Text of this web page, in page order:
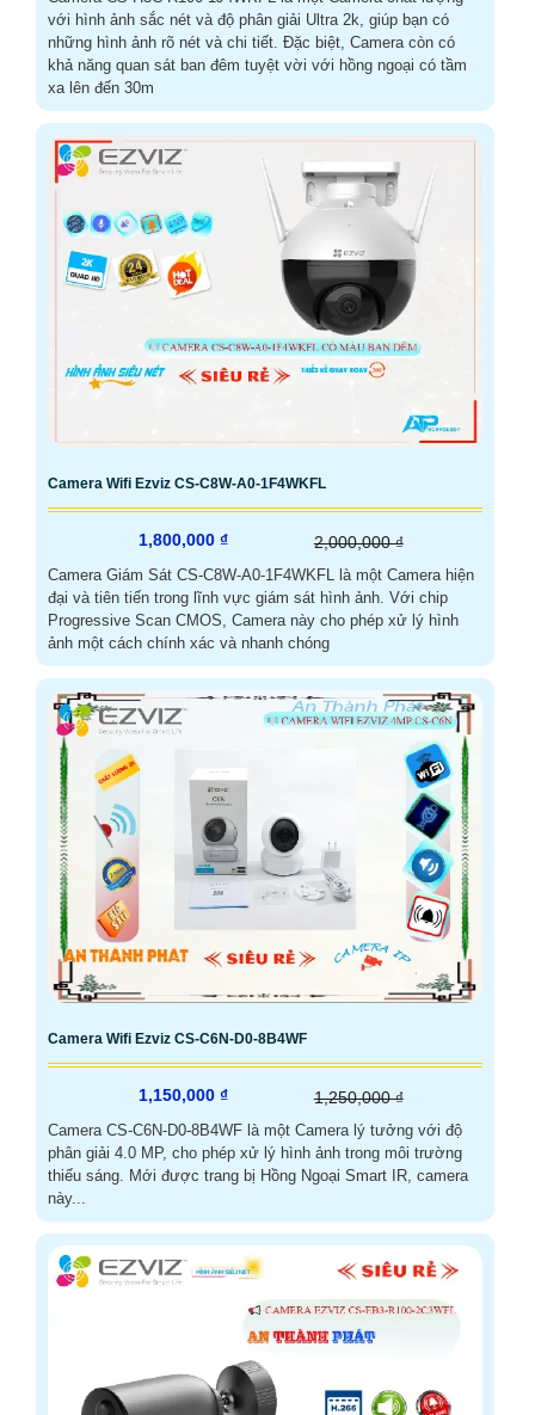
với hình ảnh sắc nét và độ phân giải Ultra 2k, giúp bạn có
những hình ảnh rõ nét và chi tiết. Đặc biệt, Camera còn có
khả năng quan sát ban đêm tuyệt vời với hồng ngoại có tầm
xa lên đến 30m
Camera Wifi Ezviz CS-C8W-A0-1F4WKFL
1,800,000 ₫ 2,000,000 ₫
Camera Giám Sát CS-C8W-A0-1F4WKFL là một Camera hiện
đại và tiên tiến trong lĩnh vực giám sát hình ảnh. Với chip
Progressive Scan CMOS, Camera này cho phép xử lý hình
ảnh một cách chính xác và nhanh chóng
Camera Wifi Ezviz CS-C6N-D0-8B4WF
1,150,000 ₫ 1,250,000 ₫
Camera CS-C6N-D0-8B4WF là một Camera lý tưởng với độ
phân giải 4.0 MP, cho phép xử lý hình ảnh trong môi trường
thiếu sáng. Mới được trang bị Hồng Ngoại Smart IR, camera
này...